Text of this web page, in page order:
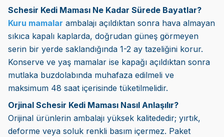
Schesir Kedi Maması Ne Kadar Sürede Bayatlar?
Kuru mamalar ambalajı açıldıktan sonra hava almayan
sıkıca kapalı kaplarda, doğrudan güneş görmeyen
serin bir yerde saklandığında 1-2 ay tazeliğini korur.
Konserve ve yaş mamalar ise kapağı açıldıktan sonra
mutlaka buzdolabında muhafaza edilmeli ve
maksimum 48 saat içerisinde tüketilmelidir.
Orjinal Schesir Kedi Maması Nasıl Anlaşılır?
Orijinal ürünlerin ambalajı yüksek kalitededir; yırtık,
deforme veya soluk renkli basım içermez. Paket